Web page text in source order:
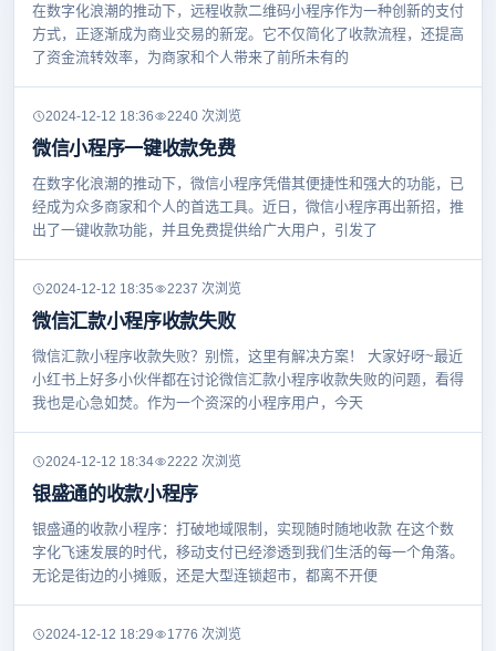
在数字化浪潮的推动下，远程收款二维码小程序作为一种创新的支付
方式，正逐渐成为商业交易的新宠。它不仅简化了收款流程，还提高
了资金流转效率，为商家和个人带来了前所未有的
2024-12-12 18:36 2240 次浏览
微信小程序一键收款免费
在数字化浪潮的推动下，微信小程序凭借其便捷性和强大的功能，已
经成为众多商家和个人的首选工具。近日，微信小程序再出新招，推
出了一键收款功能，并且免费提供给广大用户，引发了
2024-12-12 18:35 2237 次浏览
微信汇款小程序收款失败
微信汇款小程序收款失败？别慌，这里有解决方案！ 大家好呀~最近
小红书上好多小伙伴都在讨论微信汇款小程序收款失败的问题，看得
我也是心急如焚。作为一个资深的小程序用户，今天
2024-12-12 18:34 2222 次浏览
银盛通的收款小程序
银盛通的收款小程序：打破地域限制，实现随时随地收款 在这个数
字化飞速发展的时代，移动支付已经渗透到我们生活的每一个角落。
无论是街边的小摊贩，还是大型连锁超市，都离不开便
2024-12-12 18:29 1776 次浏览